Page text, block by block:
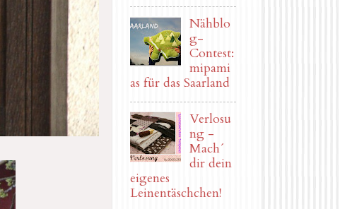
Nähblo
g-
Contest:
mipami
as für das Saarland
Verlosu
ng -
Mach´
dir dein
eigenes
Leinentäschchen!